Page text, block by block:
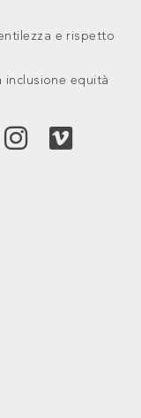
e rispetto
inclusione equità